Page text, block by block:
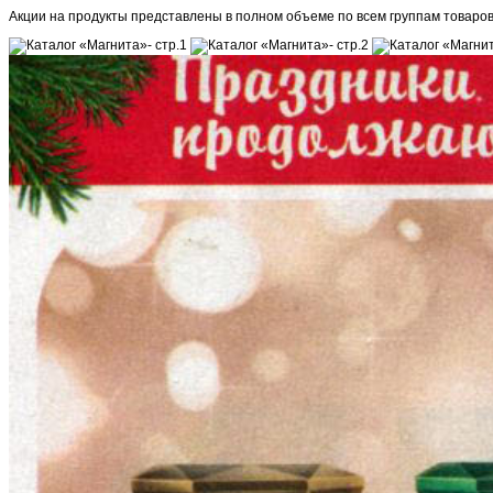
Акции на продукты представлены в полном объеме по всем группам